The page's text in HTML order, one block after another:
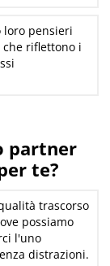
loro pensieri
riflettono i
partner
te?
trascorso
possiamo
l'uno
distrazioni.